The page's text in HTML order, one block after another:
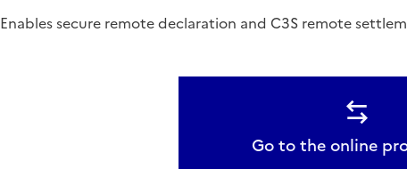
Enables secure remote declaration and C3S remote
Go to the online